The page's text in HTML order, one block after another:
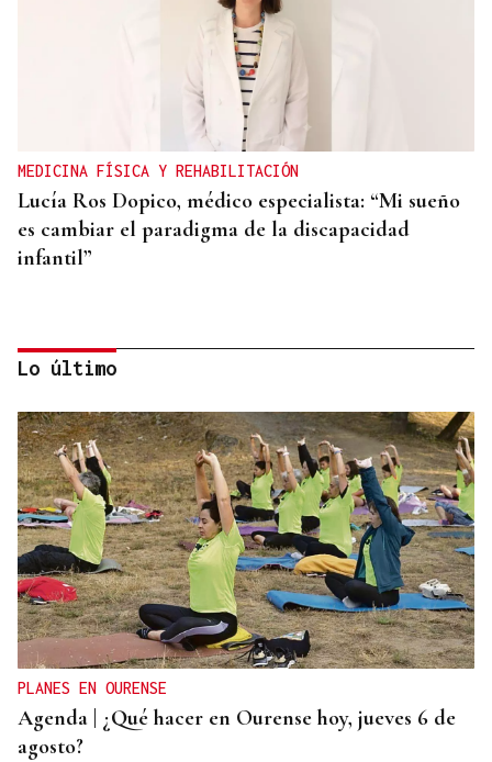
MEDICINA FÍSICA Y REHABILITACIÓN
Lucía Ros Dopico, médico especialista: “Mi sueño
es cambiar el paradigma de la discapacidad
infantil”
PREDICCIÓN METEOROLÓGICA
La estadística sugiere que no habrá nubes el día
del eclipse
Lo último
PLANES EN OURENSE
Agenda | ¿Qué hacer en Ourense hoy, jueves 6 de
agosto?